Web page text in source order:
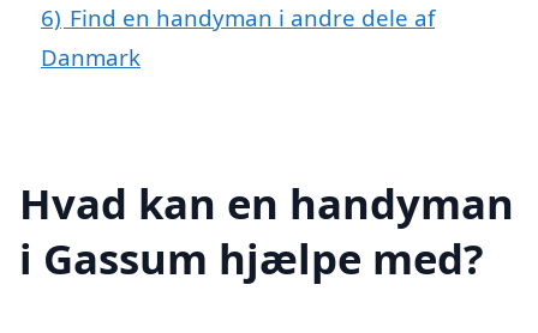
6) Find en handyman i andre dele af
Danmark
Hvad kan en handyman
i Gassum hjælpe med?